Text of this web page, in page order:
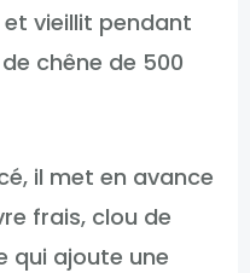
vieillit pendant
chêne de 500
il met en avance
frais, clou de
qui ajoute une